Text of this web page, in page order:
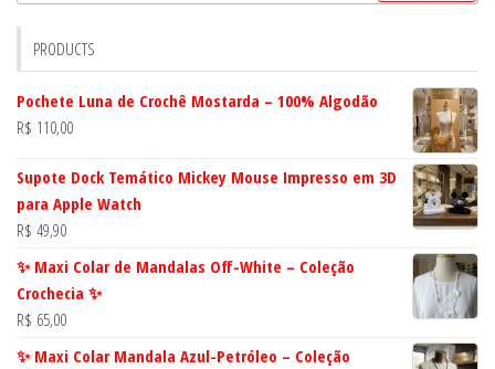
PRODUCTS
Pochete Luna de Crochê Mostarda – 100% Algodão
R$ 110,00
Supote Dock Temático Mickey Mouse Impresso em 3D
para Apple Watch
R$ 49,90
✨ Maxi Colar de Mandalas Off-White – Coleção
Crochecia ✨
R$ 65,00
✨ Maxi Colar Mandala Azul-Petróleo – Coleção